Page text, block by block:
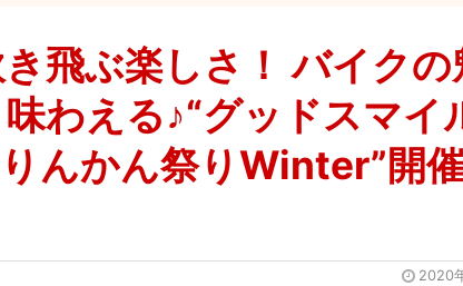
飛ぶ楽しさ！ バイクの
わえる♪“グッドスマイ
んかん祭りWinter”開
2020